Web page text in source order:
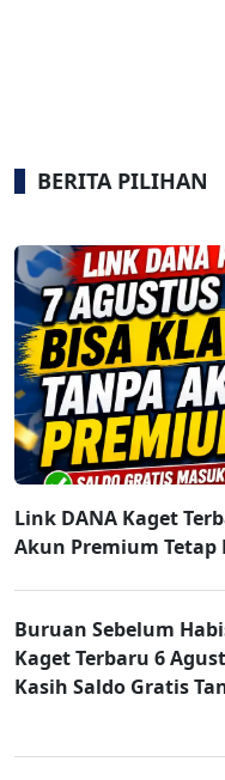
BERITA PILIHAN
Link DANA Kaget
Akun Premium Tetap
Buruan Sebelum
Kaget Terbaru 6
Kasih Saldo Gratis